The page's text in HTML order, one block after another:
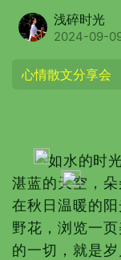
浅碎时光
2024-09-
心情散文分享会
如水的时光
湛蓝的天空，
在秋日温暖的
野花，浏览一
的一切，就是